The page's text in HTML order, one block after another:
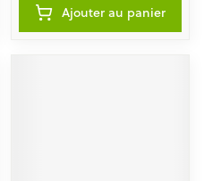
Ajouter au panier